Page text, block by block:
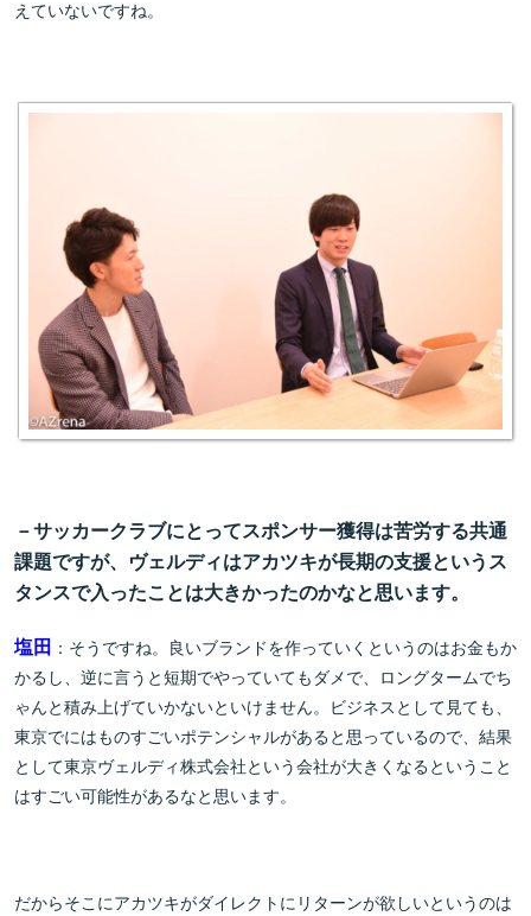
えていないですね。
－サッカークラブにとってスポンサー獲得は苦労する共通
課題ですが、ヴェルディはアカツキが長期の支援というス
タンスで入ったことは大きかったのかなと思います。
塩田 ：そうですね。良いブランドを作っていくというのはお金もか
かるし、逆に言うと短期でやっていてもダメで、ロングタームでち
ゃんと積み上げていかないといけません。ビジネスとして見ても、
東京でにはものすごいポテンシャルがあると思っているので、結果
として東京ヴェルディ株式会社という会社が大きくなるということ
はすごい可能性があるなと思います。
だからそこにアカツキがダイレクトにリターンが欲しいというのは